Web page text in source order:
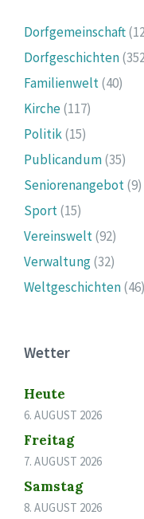
Dorfgemeinschaft
Dorfgeschichten
Familienwelt(40)
Kirche(117)
Politik(15)
Publicandum(35)
Seniorenangebot(9)
Sport(15)
Vereinswelt(92)
Verwaltung(32)
Weltgeschichten(46)
Wetter
Heute
6. AUGUST 2026
Freitag
7. AUGUST 2026
Samstag
8. AUGUST 2026